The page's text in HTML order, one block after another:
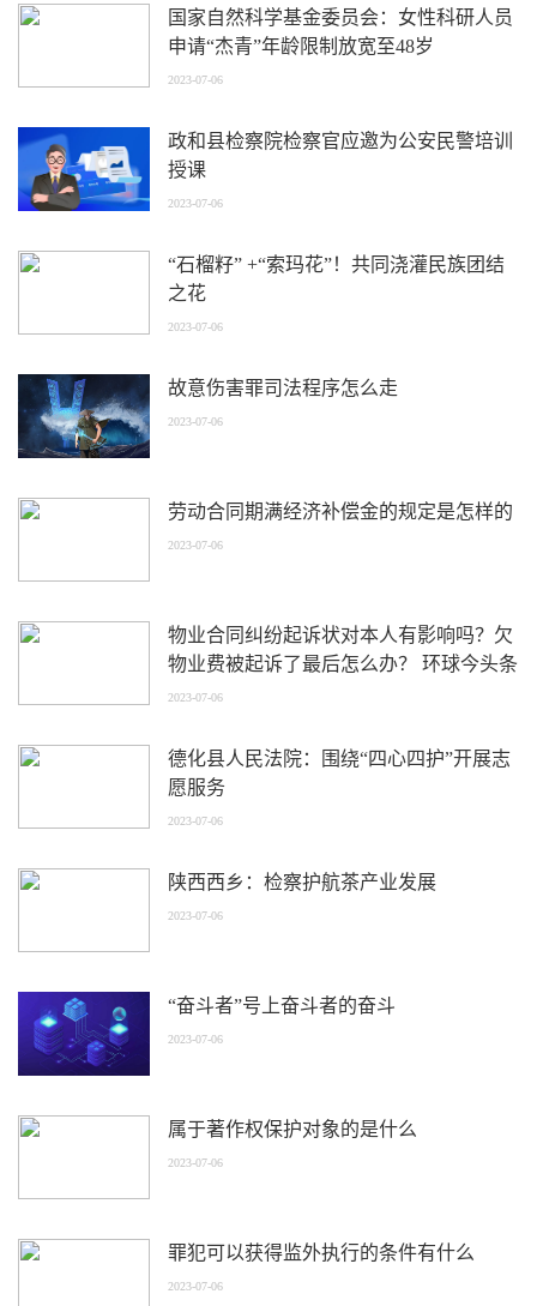
国家自然科学基金委员会：女性科研人员
申请“杰青”年龄限制放宽至48岁
2023-07-06
政和县检察院检察官应邀为公安民警培训
授课
2023-07-06
“石榴籽” +“索玛花”！共同浇灌民族团结
之花
2023-07-06
故意伤害罪司法程序怎么走
2023-07-06
劳动合同期满经济补偿金的规定是怎样的
2023-07-06
物业合同纠纷起诉状对本人有影响吗？欠
物业费被起诉了最后怎么办？ 环球今头条
2023-07-06
德化县人民法院：围绕“四心四护”开展志
愿服务
2023-07-06
陕西西乡：检察护航茶产业发展
2023-07-06
“奋斗者”号上奋斗者的奋斗
2023-07-06
属于著作权保护对象的是什么
2023-07-06
罪犯可以获得监外执行的条件有什么
2023-07-06